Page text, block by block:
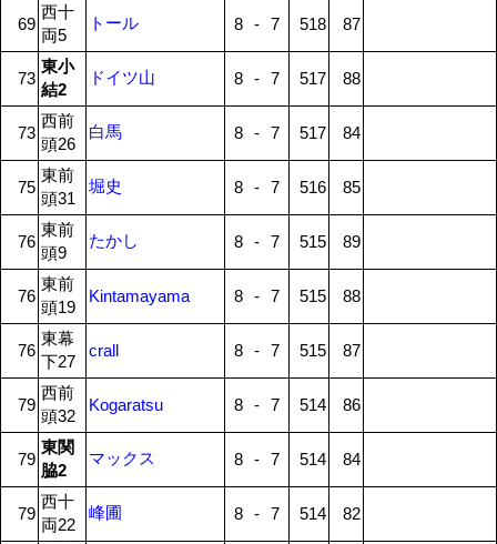
69
西十
両5
トール 8 - 7 518 87
73
東小
結2
ドイツ山 8 - 7 517 88
73
西前
頭26
白馬 8 - 7 517 84
75
東前
頭31
堀史 8 - 7 516 85
76
東前
頭9
たかし 8 - 7 515 89
76
東前
頭19
Kintamayama 8 - 7 515 88
76
東幕
下27
crall 8 - 7 515 87
79
西前
頭32
Kogaratsu 8 - 7 514 86
79
東関
脇2
マックス 8 - 7 514 84
79
西十
両22
峰圃 8 - 7 514 82